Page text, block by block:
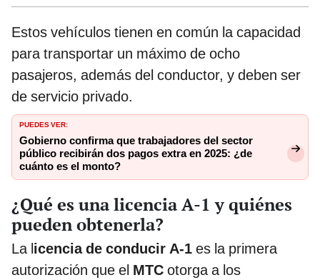
Estos vehículos tienen en común la capacidad
para transportar un máximo de ocho
pasajeros, además del conductor, y deben ser
de servicio privado.
PUEDES VER:
Gobierno confirma que trabajadores del sector
público recibirán dos pagos extra en 2025: ¿de
cuánto es el monto?
¿Qué es una licencia A-1 y quiénes
pueden obtenerla?
La licencia de conducir A-1 es la primera
autorización que el MTC otorga a los